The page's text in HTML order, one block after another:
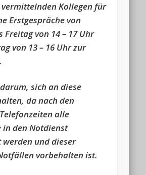
Kollegen für
Erstgespräche von
Freitag von 14 – 17 Uhr
von 13 – 16 Uhr zur
sich an diese
da nach den
alle
in den Notdienst
werden und dieser
vorbehalten ist.